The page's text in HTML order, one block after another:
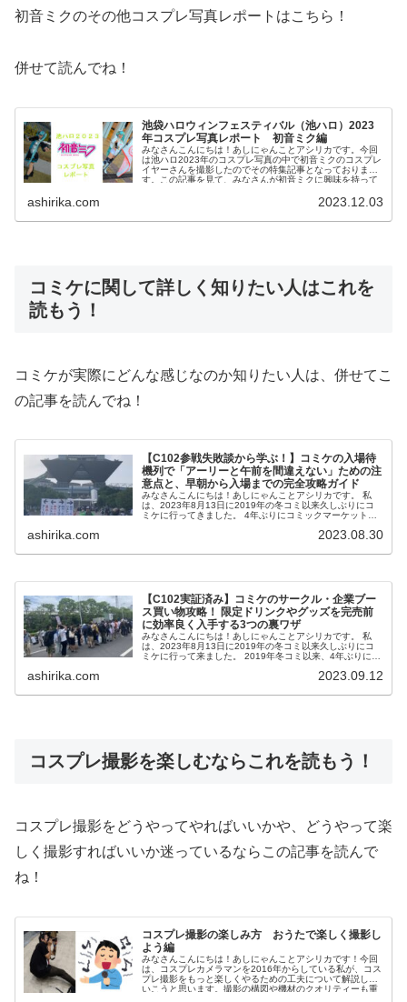
初音ミクのその他コスプレ写真レポートはこちら！
併せて読んでね！
池袋ハロウィンフェスティバル（池ハロ）2023
年コスプレ写真レポート 初音ミク編
みなさんこんにちは！あしにゃんことアシリカです。今回
は池ハロ2023年のコスプレ写真の中で初音ミクのコスプレ
イヤーさんを撮影したのでその特集記事となっておりま
す。この記事を見て、みなさんが初音ミクに興味を持って
ashirika.com 2023.12.03
コミケに関して詳しく知りたい人はこれを
読もう！
コミケが実際にどんな感じなのか知りたい人は、併せてこ
の記事を読んでね！
【C102参戦失敗談から学ぶ！】コミケの入場待
機列で「アーリーと午前を間違えない」ための注
意点と、早朝から入場までの完全攻略ガイド
みなさんこんにちは！あしにゃんことアシリカです。 私
は、2023年8月13日に2019年の冬コミ以来久しぶりにコ
ミケに行ってきました。 4年ぶりにコミックマーケット
ashirika.com 2023.08.30
【C102実証済み】コミケのサークル・企業ブー
ス買い物攻略！ 限定ドリンクやグッズを完売前
に効率良く入手する3つの裏ワザ
みなさんこんにちは！あしにゃんことアシリカです。 私
は、2023年8月13日に2019年の冬コミ以来久しぶりにコ
ミケに行って来ました。 2019年冬コミ以来、4年ぶりに参
ashirika.com 2023.09.12
コスプレ撮影を楽しむならこれを読もう！
コスプレ撮影をどうやってやればいいかや、どうやって楽
しく撮影すればいいか迷っているならこの記事を読んで
ね！
コスプレ撮影の楽しみ方 おうたで楽しく撮影し
よう編
みなさんこんにちは！あしにゃんことアシリカです！今回
は、コスプレカメラマンを2016年からしている私が、コス
プレ撮影をもっと楽しくやるための工夫について解説して
いこうと思います。撮影の構図や機材のクオリティーも重